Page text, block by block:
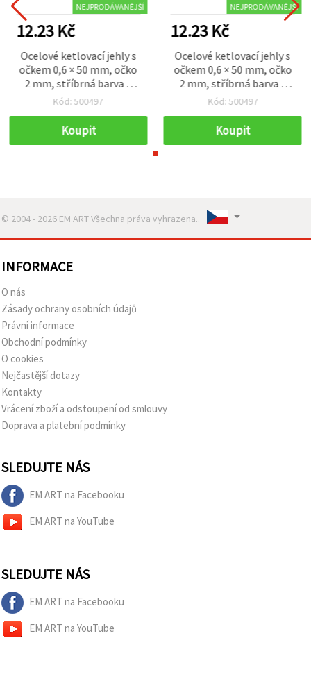
NEJPRODÁVANĚJŠÍ
12.23 Kč
Ocelové ketlovací jehly s
očkem 0,6 × 50 mm, očko
2 mm, stříbrná barva –
balení 50 ks
Kód: 500497
Koupit
NEJPRODÁVANĚJŠÍ
12.23 Kč
Ocelové ketlovací jehly s
očkem 0,6 × 50 mm, očko
2 mm, stříbrná barva –
balení 50 ks
Kód: 500497
Koupit
© 2004 - 2026 EM ART Všechna práva vyhrazena..
INFORMACE
O nás
Zásady ochrany osobních údajů
Právní informace
Obchodní podmínky
O cookies
Nejčastější dotazy
Kontakty
Vrácení zboží a odstoupení od smlouvy
Doprava a platební podmínky
SLEDUJTE NÁS
EM ART na Facebooku
EM ART na YouTube
SLEDUJTE NÁS
EM ART na Facebooku
EM ART na YouTube